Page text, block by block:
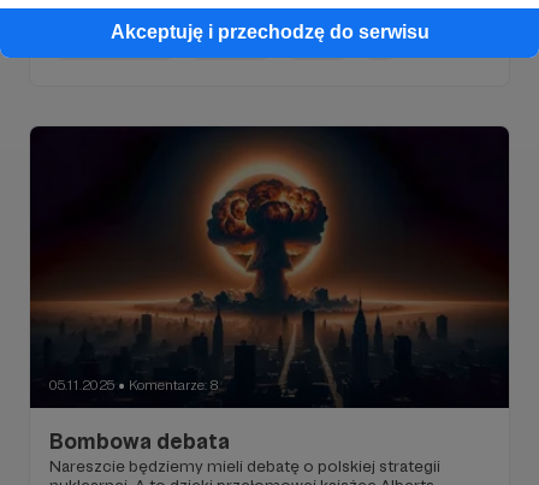
Akceptuję i przechodzę do serwisu
Jacek Bartosiak Recenzja Wideo +1
05.11.2025 ● Komentarze: 8
Bombowa debata
Nareszcie będziemy mieli debatę o polskiej strategii